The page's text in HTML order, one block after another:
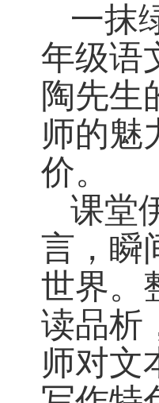
一抹
年级语
陶先生
师的魅
价。
课堂
言，瞬
世界。
读品析
师对文